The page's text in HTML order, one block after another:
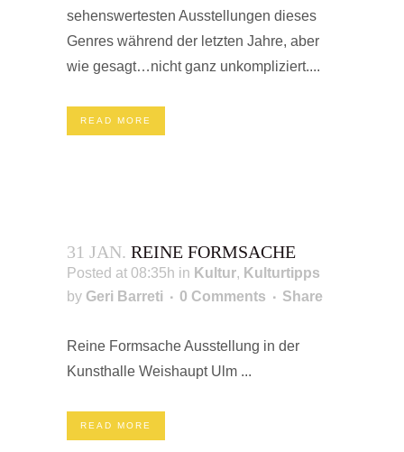
sehenswertesten Ausstellungen dieses
Genres während der letzten Jahre, aber
wie gesagt…nicht ganz unkompliziert....
READ MORE
31 JAN. REINE FORMSACHE
Posted at 08:35h in Kultur, Kulturtipps
by Geri Barreti 0 Comments Share
Reine Formsache Ausstellung in der
Kunsthalle Weishaupt Ulm ...
READ MORE